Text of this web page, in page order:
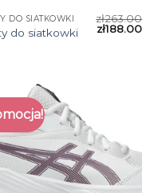
DO SIATKOWKI
do siatkowki
zł263.00
zł188.00